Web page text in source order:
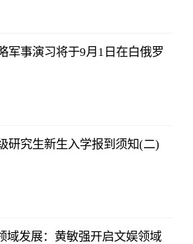
军事演习将于9月1日在白俄罗
研究生新生入学报到须知(二)
域发展：黄敏强开启文娱领域